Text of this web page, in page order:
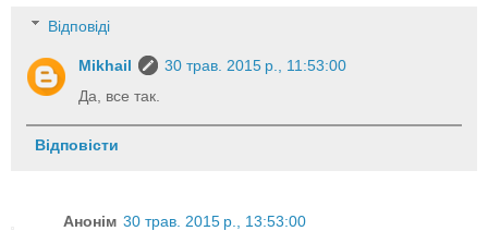
Відповіді
Mikhail
30 трав. 2015 р., 11:53:00
Да, все так.
Відповісти
Анонім 30 трав. 2015 р., 13:53:00